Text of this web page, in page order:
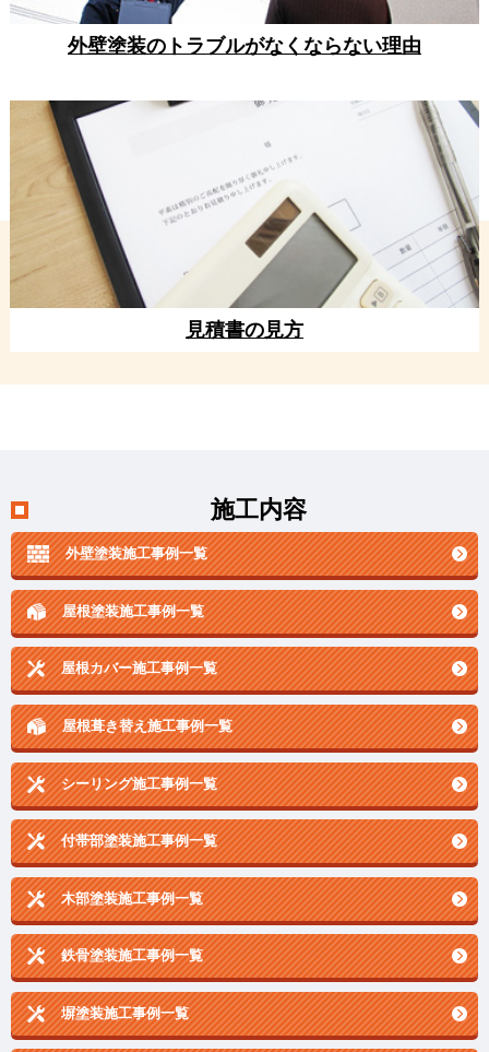
外壁塗装のトラブルがなくならない理由
見積書の見方
施工内容
外壁塗装施工事例一覧
屋根塗装施工事例一覧
屋根カバー施工事例一覧
屋根葺き替え施工事例一覧
シーリング施工事例一覧
付帯部塗装施工事例一覧
木部塗装施工事例一覧
鉄骨塗装施工事例一覧
塀塗装施工事例一覧